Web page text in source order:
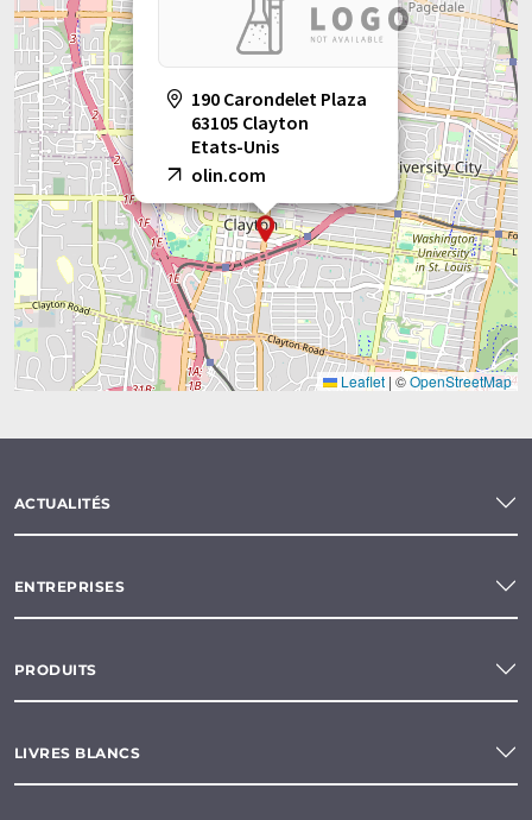
190 Carondelet Plaza
63105 Clayton
Etats-Unis
olin.com
Leaflet | ©OpenStreetMap
ACTUALITÉS
ENTREPRISES
PRODUITS
LIVRES BLANCS